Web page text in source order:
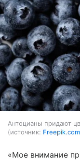
Антоцианы придают
источник: Freepik.com
«Мое внимание